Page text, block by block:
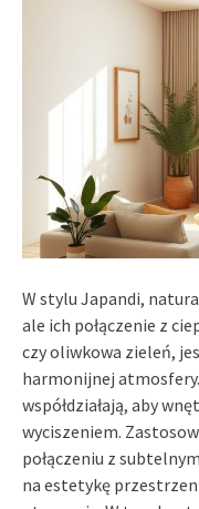
W stylu Japandi,
ale ich połączenie z
czy oliwkowa zieleń,
harmonijnej
współdziałają, aby
wyciszeniem.
połączeniu z
na estetykę